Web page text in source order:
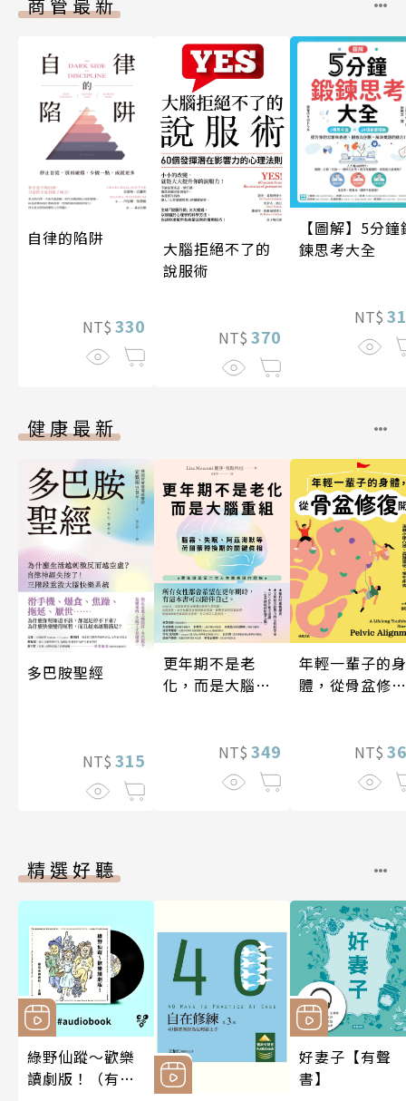
自律的陷阱
NT$ 330
大腦拒絕不了的
說服術
NT$ 370
【圖解】5分鐘
鍊思考大全
NT$
健康最新
多巴胺聖經
NT$ 315
更年期不是老
化，而是大腦重
NT$ 349
年輕一輩子的身
體，從骨盆修復
動」，遠離小腹
凸出、肩頸僵
硬、慢性疼痛
NT$
精選好聽
綠野仙蹤～歡樂
讀劇版！（有聲
好妻子【有聲
書】